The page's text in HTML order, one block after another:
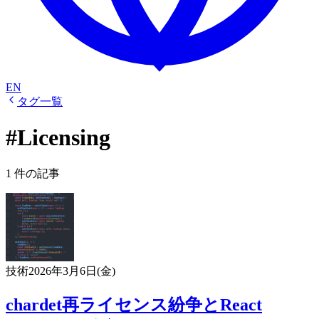
EN
タグ一覧
#Licensing
1 件の記事
技術2026年3月6日(金)
chardet再ライセンス紛争とReact